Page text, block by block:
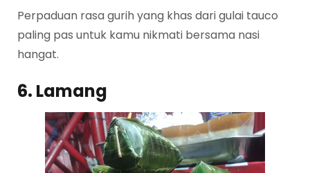
Perpaduan rasa gurih yang khas dari gulai tauco
paling pas untuk kamu nikmati bersama nasi
hangat.
6. Lamang